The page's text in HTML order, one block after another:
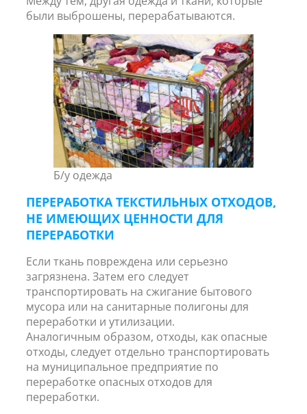
были выброшены, перерабатываются.
Б/у одежда
ПЕРЕРАБОТКА ТЕКСТИЛЬНЫХ ОТХОДОВ,
НЕ ИМЕЮЩИХ ЦЕННОСТИ ДЛЯ
ПЕРЕРАБОТКИ
Если ткань повреждена или серьезно
загрязнена. Затем его следует
транспортировать на сжигание бытового
мусора или на санитарные полигоны для
переработки и утилизации.
Аналогичным образом, отходы, как опасные
отходы, следует отдельно транспортировать
на муниципальное предприятие по
переработке опасных отходов для
переработки.